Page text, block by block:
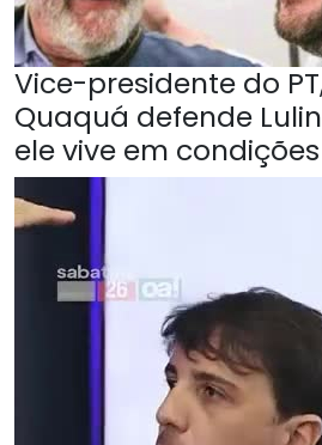
Vice-presidente do
Quaquá defende
ele vive em